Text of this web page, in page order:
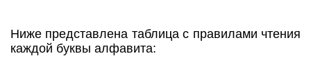
Ниже представлена таблица с правилами чтения
каждой буквы алфавита: